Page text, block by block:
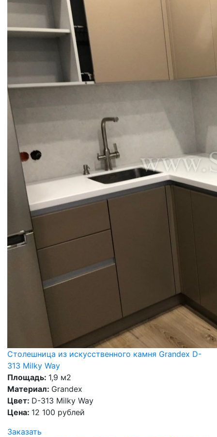
Столешница из искусственного камня Grandex D-
313 Milky Way
Площадь: 1,9 м2
Материал: Grandex
Цвет: D-313 Milky Way
Цена: 12 100 рублей
Заказать